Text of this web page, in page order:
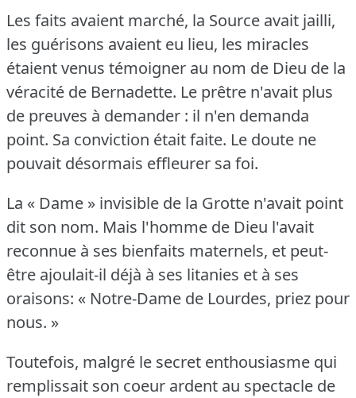
Les faits avaient marché, la Source avait jailli,
les guérisons avaient eu lieu, les miracles
étaient venus témoigner au nom de Dieu de la
véracité de Bernadette. Le prêtre n'avait plus
de preuves à demander : il n'en demanda
point. Sa conviction était faite. Le doute ne
pouvait désormais effleurer sa foi.
La « Dame » invisible de la Grotte n'avait point
dit son nom. Mais l'homme de Dieu l'avait
reconnue à ses bienfaits maternels, et peut-
être ajoulait-il déjà à ses litanies et à ses
oraisons: « Notre-Dame de Lourdes, priez pour
nous. »
Toutefois, malgré le secret enthousiasme qui
remplissait son coeur ardent au spectacle de